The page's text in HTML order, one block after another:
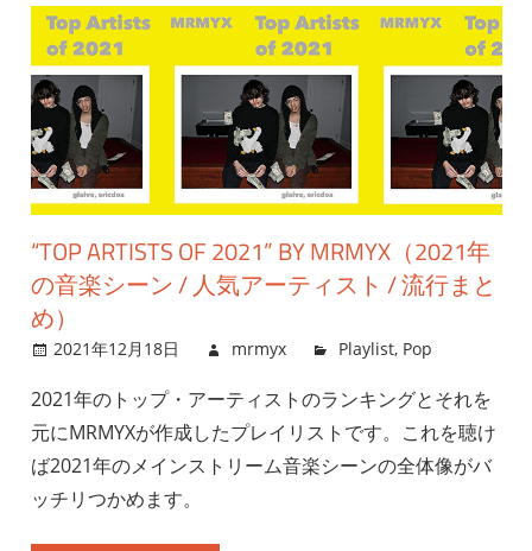
“TOP ARTISTS OF 2021” BY MRMYX（2021年
の音楽シーン / 人気アーティスト / 流行まと
め）
2021年12月18日 mrmyx Playlist, Pop
2021年のトップ・アーティストのランキングとそれを
元にMRMYXが作成したプレイリストです。これを聴け
ば2021年のメインストリーム音楽シーンの全体像がバ
ッチリつかめます。